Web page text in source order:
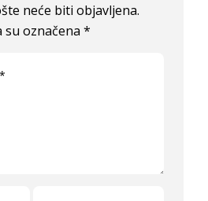
neće biti objavljena.
su označena*